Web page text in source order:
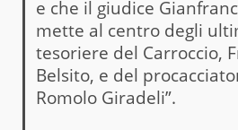
e che il giudice
mette al centro degli
tesoriere del Carroccio,
Belsito, e del
Romolo Giradeli”.